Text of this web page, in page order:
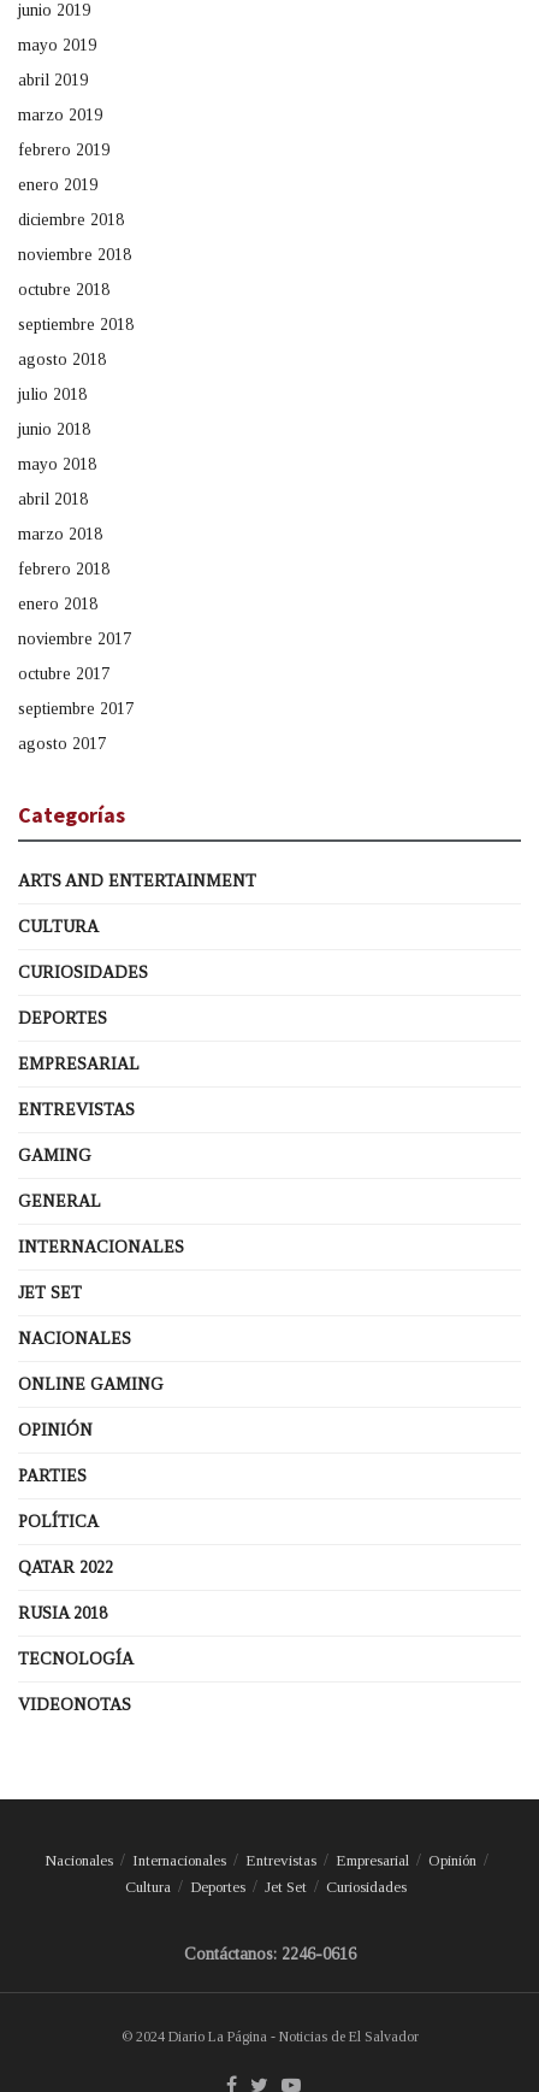
junio 2019
mayo 2019
abril 2019
marzo 2019
febrero 2019
enero 2019
diciembre 2018
noviembre 2018
octubre 2018
septiembre 2018
agosto 2018
julio 2018
junio 2018
mayo 2018
abril 2018
marzo 2018
febrero 2018
enero 2018
noviembre 2017
octubre 2017
septiembre 2017
agosto 2017
Categorías
ARTS AND ENTERTAINMENT
CULTURA
CURIOSIDADES
DEPORTES
EMPRESARIAL
ENTREVISTAS
GAMING
GENERAL
INTERNACIONALES
JET SET
NACIONALES
ONLINE GAMING
OPINIÓN
PARTIES
POLÍTICA
QATAR 2022
RUSIA 2018
TECNOLOGÍA
VIDEONOTAS
Nacionales Internacionales Entrevistas Empresarial
Opinión
Cultura
Deportes Jet Set Curiosidades
Contáctanos: 2246-0616
© 2024 Diario La Página - Noticias de El Salvador